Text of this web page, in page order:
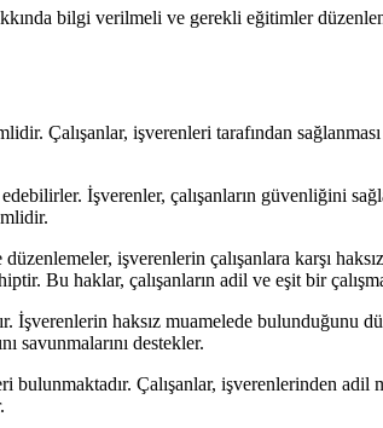
bilgi verilmeli ve gerekli eğitimler
Çalışanlar, işverenleri tarafından
İşverenler, çalışanların güvenliğini
işverenlerin çalışanlara karşı
Bu haklar, çalışanların adil ve eşit bir
İşverenlerin haksız muamelede
savunmalarını destekler.
Çalışanlar, işverenlerinden adil